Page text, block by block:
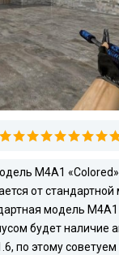
M4A1
от
модель M4A1
будет наличие
по этому советуем